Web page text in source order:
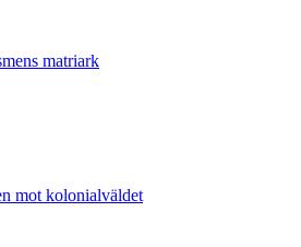
matriark
mot kolonialväldet